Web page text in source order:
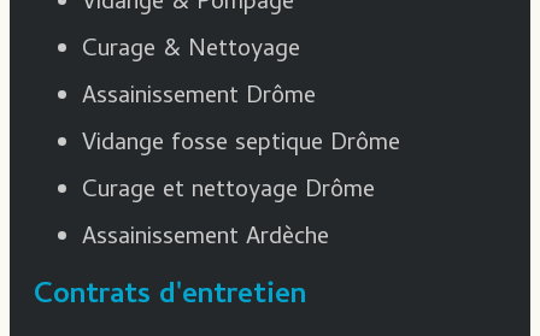
Curage & Nettoyage
Assainissement Drôme
Vidange fosse septique Drôme
Curage et nettoyage Drôme
Assainissement Ardèche
Contrats d'entretien